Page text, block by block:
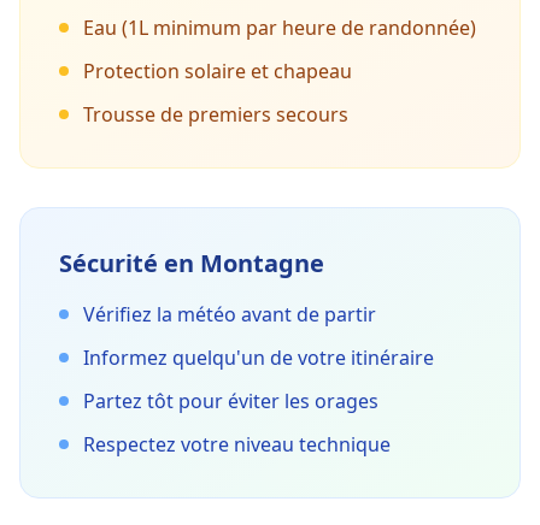
Eau (1L minimum par heure de randonnée)
Protection solaire et chapeau
Trousse de premiers secours
Sécurité en Montagne
Vérifiez la météo avant de partir
Informez quelqu'un de votre itinéraire
Partez tôt pour éviter les orages
Respectez votre niveau technique